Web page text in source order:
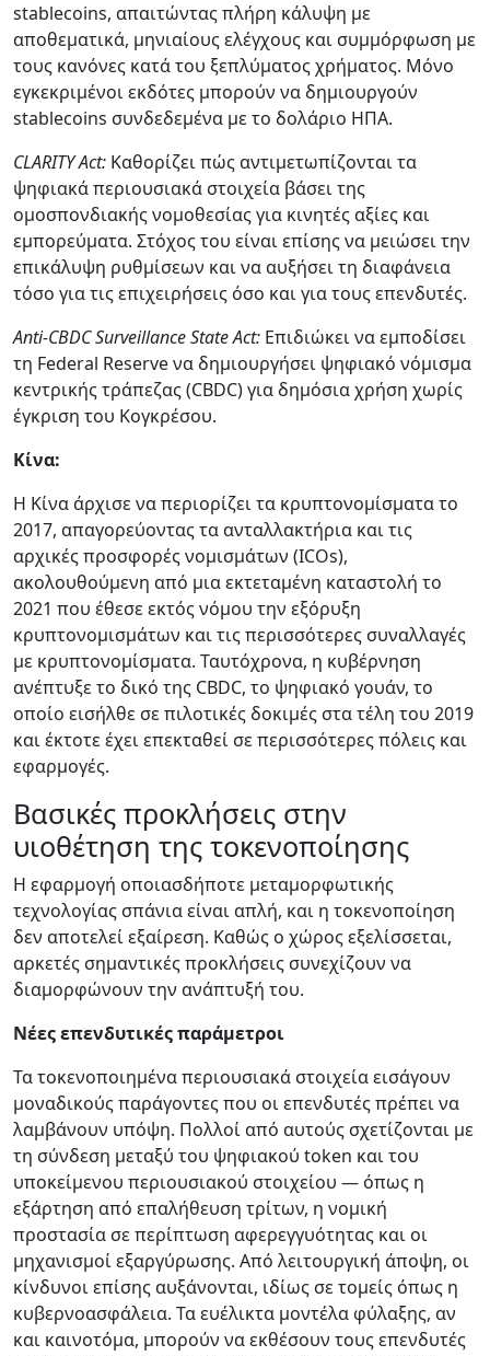
stablecoins, απαιτώντας πλήρη κάλυψη με
αποθεματικά, μηνιαίους ελέγχους και συμμόρφωση με
τους κανόνες κατά του ξεπλύματος χρήματος. Μόνο
εγκεκριμένοι εκδότες μπορούν να δημιουργούν
stablecoins συνδεδεμένα με το δολάριο ΗΠΑ.
CLARITY Act: Καθορίζει πώς αντιμετωπίζονται τα
ψηφιακά περιουσιακά στοιχεία βάσει της
ομοσπονδιακής νομοθεσίας για κινητές αξίες και
εμπορεύματα. Στόχος του είναι επίσης να μειώσει την
επικάλυψη ρυθμίσεων και να αυξήσει τη διαφάνεια
τόσο για τις επιχειρήσεις όσο και για τους επενδυτές.
Anti-CBDC Surveillance State Act: Επιδιώκει να εμποδίσει
τη Federal Reserve να δημιουργήσει ψηφιακό νόμισμα
κεντρικής τράπεζας (CBDC) για δημόσια χρήση χωρίς
έγκριση του Κογκρέσου.
Κίνα:
Η Κίνα άρχισε να περιορίζει τα κρυπτονομίσματα το
2017, απαγορεύοντας τα ανταλλακτήρια και τις
αρχικές προσφορές νομισμάτων (ICOs),
ακολουθούμενη από μια εκτεταμένη καταστολή το
2021 που έθεσε εκτός νόμου την εξόρυξη
κρυπτονομισμάτων και τις περισσότερες συναλλαγές
με κρυπτονομίσματα. Ταυτόχρονα, η κυβέρνηση
ανέπτυξε το δικό της CBDC, το ψηφιακό γουάν, το
οποίο εισήλθε σε πιλοτικές δοκιμές στα τέλη του 2019
και έκτοτε έχει επεκταθεί σε περισσότερες πόλεις και
εφαρμογές.
Βασικές προκλήσεις στην
υιοθέτηση της τοκενοποίησης
Η εφαρμογή οποιασδήποτε μεταμορφωτικής
τεχνολογίας σπάνια είναι απλή, και η τοκενοποίηση
δεν αποτελεί εξαίρεση. Καθώς ο χώρος εξελίσσεται,
αρκετές σημαντικές προκλήσεις συνεχίζουν να
διαμορφώνουν την ανάπτυξή του.
Νέες επενδυτικές παράμετροι
Τα τοκενοποιημένα περιουσιακά στοιχεία εισάγουν
μοναδικούς παράγοντες που οι επενδυτές πρέπει να
λαμβάνουν υπόψη. Πολλοί από αυτούς σχετίζονται με
τη σύνδεση μεταξύ του ψηφιακού token και του
υποκείμενου περιουσιακού στοιχείου — όπως η
εξάρτηση από επαλήθευση τρίτων, η νομική
προστασία σε περίπτωση αφερεγγυότητας και οι
μηχανισμοί εξαργύρωσης. Από λειτουργική άποψη, οι
κίνδυνοι επίσης αυξάνονται, ιδίως σε τομείς όπως η
κυβερνοασφάλεια. Τα ευέλικτα μοντέλα φύλαξης, αν
και καινοτόμα, μπορούν να εκθέσουν τους επενδυτές